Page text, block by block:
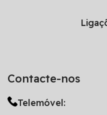
Contacte-nos
Telemóvel: